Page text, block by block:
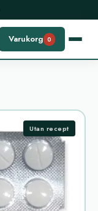
Varukorg 0
Utan recept